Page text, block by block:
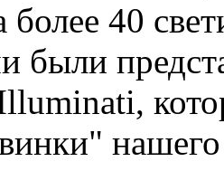
более 40
были
нашего